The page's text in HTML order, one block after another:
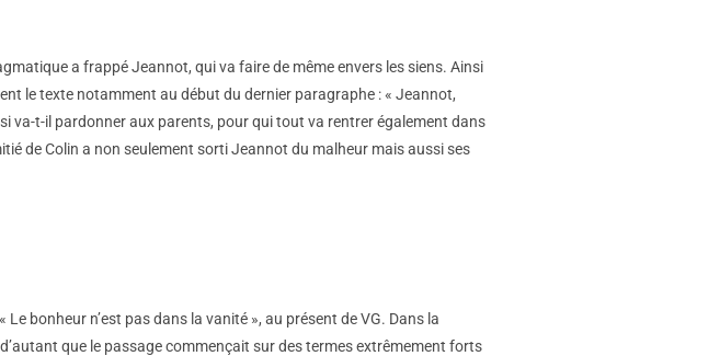
a frappé Jeannot, qui va faire de même envers les siens. Ainsi
le texte notamment au début du dernier paragraphe : « Jeannot,
va-t-il pardonner aux parents, pour qui tout va rentrer également dans
de Colin a non seulement sorti Jeannot du malheur mais aussi ses
bonheur n’est pas dans la vanité », au présent de VG. Dans la
que le passage commençait sur des termes extrêmement forts